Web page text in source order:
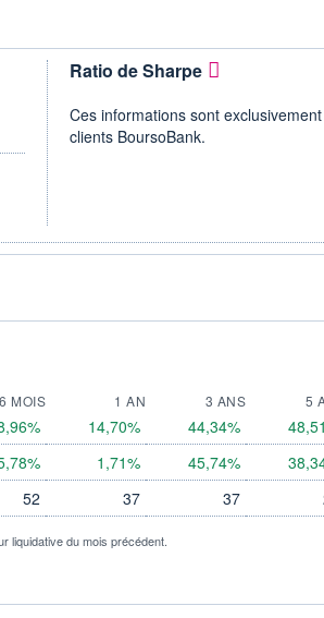
Ratio de Sharpe
Ces informations sont
clients BoursoBank.
6 MOIS 1 AN 3 ANS 5
14,70% 44,34%
1,71% 45,74%
52 37 37
liquidative du mois précédent.